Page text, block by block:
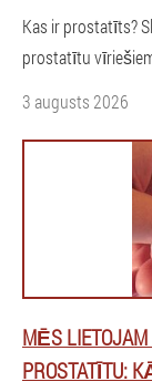
Kas ir prostatīts?
prostatītu
3 augusts 2026
MĒS
PROSTATĪTU: